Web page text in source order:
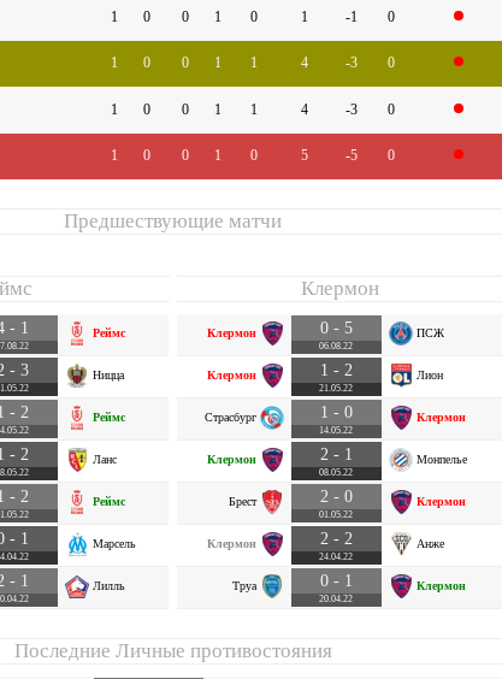
1 0 0 1 0 1 -1 0
1 0 0 1 1 4 -3 0
1 0 0 1 1 4 -3 0
1 0 0 1 0 5 -5 0
Предшествующие матчи
- 1 Реймс
- 3 Ницца
- 2 Реймс
- 2 Ланс
- 2 Реймс
- 1 Марсель
- 1 Лилль
Клермон
Клермон 0 - 5
06.08.22
ПСЖ
Клермон 1 - 2
21.05.22
Лион
Страсбург 1 - 0
14.05.22
Клермон
Клермон 2 - 1
08.05.22
Монпелье
Брест 2 - 0
01.05.22
Клермон
Клермон 2 - 2
24.04.22
Анже
Труа 0 - 1
20.04.22
Клермон
Последние Личные противостояния